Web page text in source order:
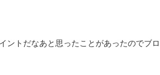
ントだなあと思ったことがあったのでブ